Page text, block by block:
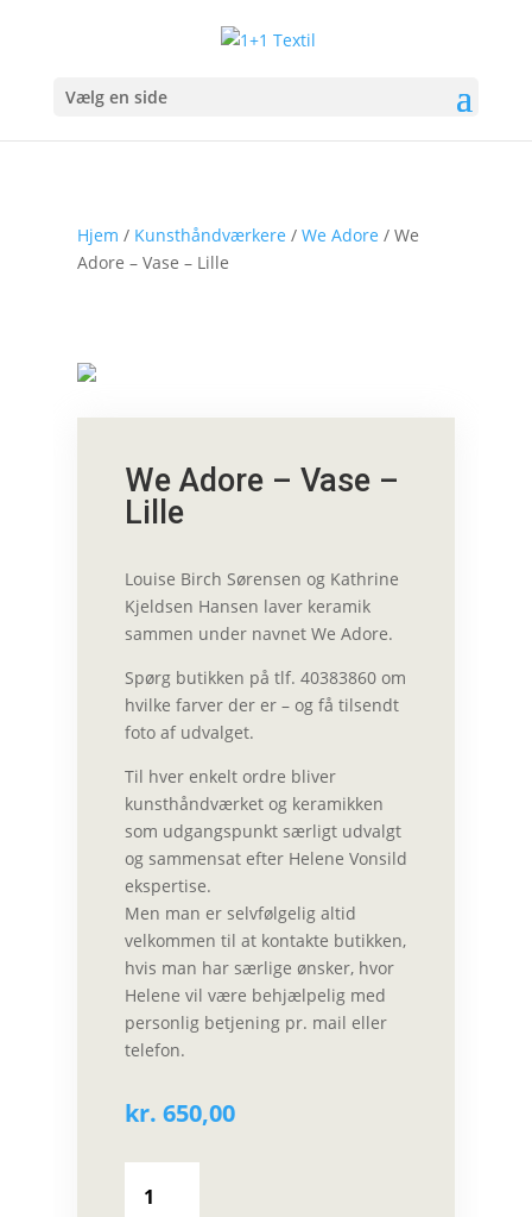
Vælg en side
Hjem / Kunsthåndværkere / We Adore / We
Adore – Vase – Lille
We Adore – Vase –
Lille
Louise Birch Sørensen og Kathrine
Kjeldsen Hansen laver keramik
sammen under navnet We Adore.
Spørg butikken på tlf. 40383860 om
hvilke farver der er – og få tilsendt
foto af udvalget.
Til hver enkelt ordre bliver
kunsthåndværket og keramikken
som udgangspunkt særligt udvalgt
og sammensat efter Helene Vonsild
ekspertise.
Men man er selvfølgelig altid
velkommen til at kontakte butikken,
hvis man har særlige ønsker, hvor
Helene vil være behjælpelig med
personlig betjening pr. mail eller
telefon.
kr. 650,00
Adore